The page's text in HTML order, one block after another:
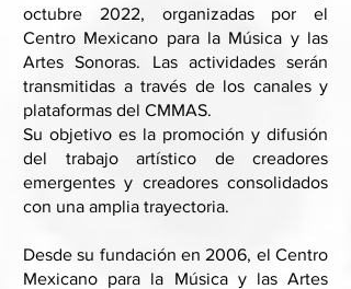
octubre 2022, organizadas por el
Centro Mexicano para la Música y las
Artes Sonoras. Las actividades serán
transmitidas a través de los canales y
plataformas del CMMAS.
Su objetivo es la promoción y difusión
del trabajo artístico de creadores
emergentes y creadores consolidados
con una amplia trayectoria.
Desde su fundación en 2006, el Centro
Mexicano para la Música y las Artes